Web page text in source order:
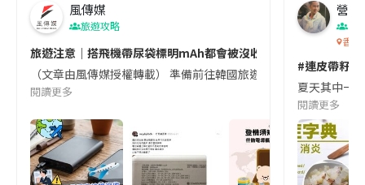
風傳媒
旅遊攻略
旅遊注意｜搭飛機帶尿袋標明mAh都會被沒收😱出發前切記檢查
（文章由風傳媒授權轉載） 準備前往韓國旅遊的民眾，近期要
閱讀更多
營養
香港
#連皮帶籽
夏天其中一
閱讀更多